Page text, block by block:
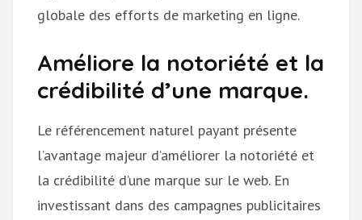
globale des efforts de marketing en ligne.
Améliore la notoriété et la
crédibilité d’une marque.
Le référencement naturel payant présente
l’avantage majeur d’améliorer la notoriété et
la crédibilité d’une marque sur le web. En
investissant dans des campagnes publicitaires